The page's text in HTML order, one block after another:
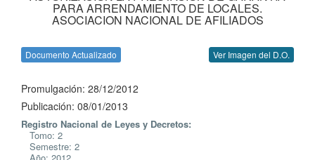
PARA ARRENDAMIENTO DE LOCALES.
ASOCIACION NACIONAL DE AFILIADOS
Documento Actualizado Ver Imagen del D.O.
Promulgación: 28/12/2012
Publicación: 08/01/2013
Registro Nacional de Leyes y Decretos:
Tomo: 2
Semestre: 2